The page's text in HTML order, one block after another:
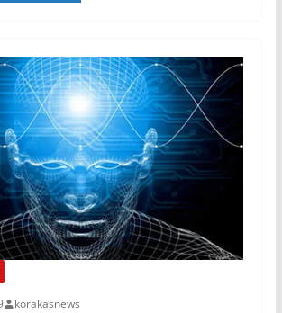
korakasnews